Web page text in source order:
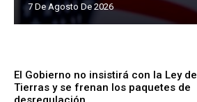
7 De Agosto De 2026
El Gobierno no insistirá con la Ley de
Tierras y se frenan los paquetes de